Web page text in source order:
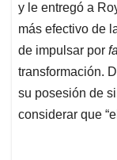
y le entregó a
más efectivo de
de impulsar por
transformación.
su posesión de
considerar que